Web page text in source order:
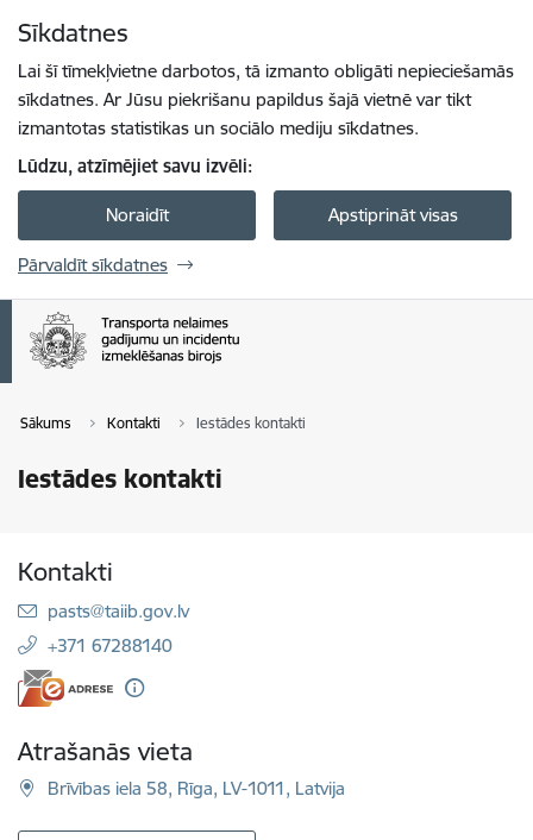
Sīkdatnes
Lai šī tīmekļvietne darbotos, tā izmanto obligāti nepieciešamās
sīkdatnes. Ar Jūsu piekrišanu papildus šajā vietnē var tikt
izmantotas statistikas un sociālo mediju sīkdatnes.
Lūdzu, atzīmējiet savu izvēli:
Noraidīt Apstiprināt visas
Pārvaldīt sīkdatnes
Sākums Kontakti Iestādes kontakti
Iestādes kontakti
Kontakti
E-pasts:
pasts@taiib.gov.lv
+371 67288140
Atrašanās vieta
Brīvības iela 58, Rīga, LV-1011, Latvija